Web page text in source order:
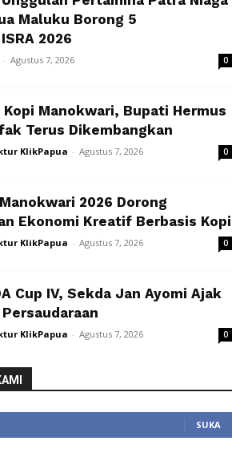
Maluku Borong 5
2026
- Agustus 7, 2026 0
Manokwari, Bupati Hermus
Terus Dikembangkan
KlikPapua - Agustus 7, 2026 0
2026 Dorong
Ekonomi Kreatif Berbasis Kopi
KlikPapua - Agustus 7, 2026 0
Cup IV, Sekda Jan Ayomi Ajak
KlikPapua - Agustus 7, 2026 0
SUKA